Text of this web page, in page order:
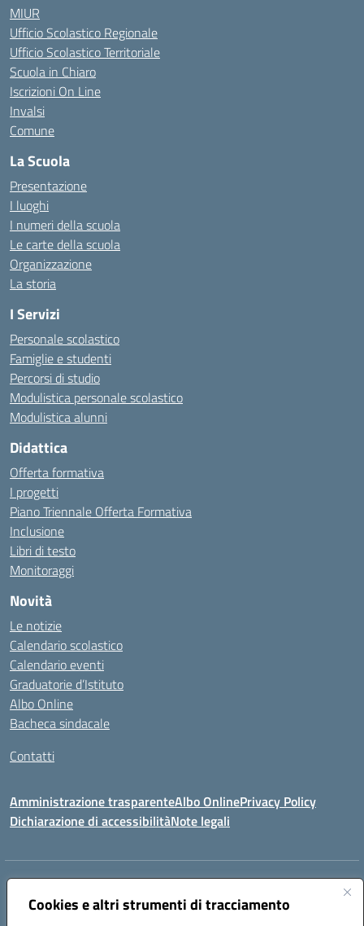
Cookies e altri strumenti di tracciamento
MIUR
Ufficio Scolastico Regionale
Ufficio Scolastico Territoriale
Scuola in Chiaro
Iscrizioni On Line
Invalsi
Comune
La Scuola
Presentazione
I luoghi
I numeri della scuola
Le carte della scuola
Organizzazione
La storia
I Servizi
Personale scolastico
Famiglie e studenti
Percorsi di studio
Modulistica personale scolastico
Modulistica alunni
Didattica
Offerta formativa
I progetti
Piano Triennale Offerta Formativa
Inclusione
Libri di testo
Monitoraggi
Novità
Le notizie
Calendario scolastico
Calendario eventi
Graduatorie d’Istituto
Albo Online
Bacheca sindacale
Contatti
Amministrazione trasparenteAlbo OnlinePrivacy Policy
Dichiarazione di accessibilitàNote legali
Indirizzo:
Centralino:0823944017 Email:ceic85400b@istruzione.it